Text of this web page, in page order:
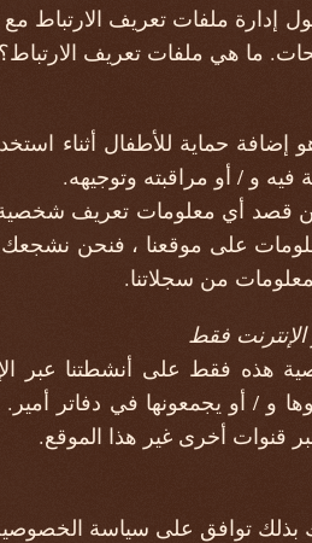
إدارة ملفات تعريف الارتباط
ما هي ملفات تعريف
إضافة حماية للأطفال أثناء
فيه و / أو مراقبته وتوجيهه.
على موقعنا ، فنحن
من سجلاتنا.
فقط
هذه فقط على أنشطتنا عبر
و / أو يجمعونها في دفاتر
قنوات أخرى غير هذا الموقع.
بذلك توافق على سياسة